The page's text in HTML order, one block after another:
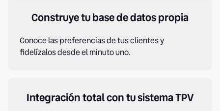
Construye tu base de datos propia
Conoce las preferencias de tus clientes y
fidelízalos desde el minuto uno.
Integración total con tu sistema TPV